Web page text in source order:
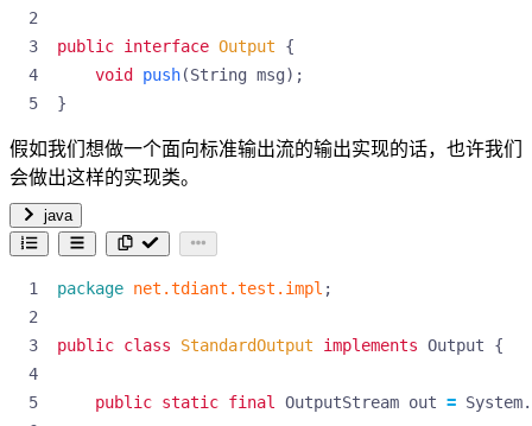
public interface Output
{
void
push(String msg);
}
假如我们想做一个面向标准输出流的输出实现的话，也许我们
会做出这样的实现类。
java
package net.tdiant.test.impl ;
public class StandardOutput implements Output {
public static final OutputStream out = System.